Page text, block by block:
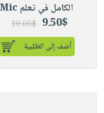
الكامل في تعلم Mic
9.50$
10.00$
أضف إلى الطلبية